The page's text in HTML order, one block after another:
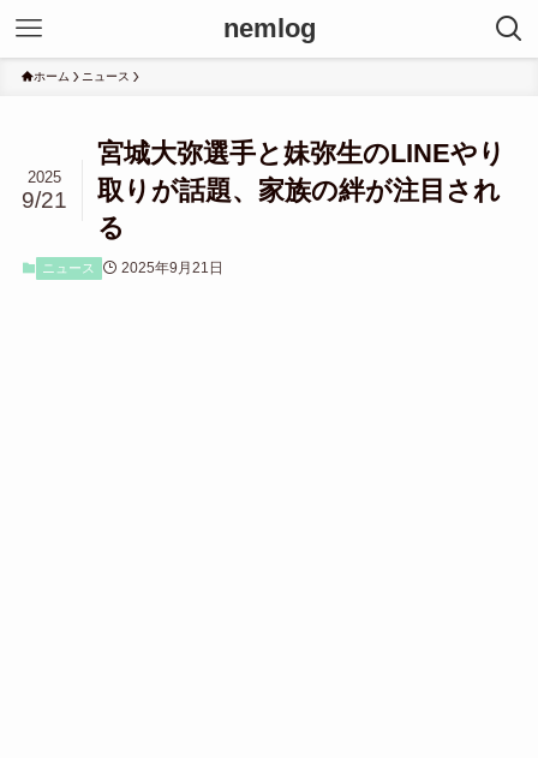
nemlog
ホーム ニュース
宮城大弥選手と妹弥生のLINEやり
取りが話題、家族の絆が注目され
る
2025
9/21
ニュース 2025年9月21日